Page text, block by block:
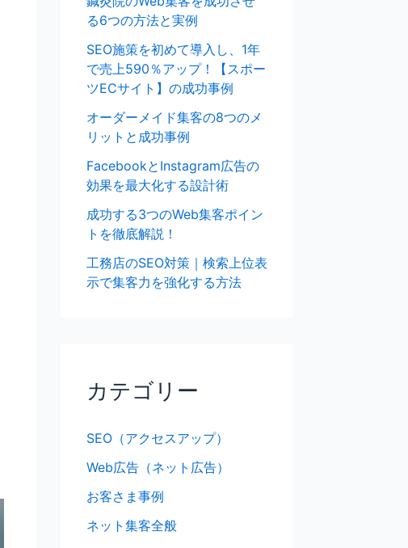
る6つの方法と実例
SEO施策を初めて導入し、1年
で売上590％アップ！【スポー
ツECサイト】の成功事例
オーダーメイド集客の8つのメ
リットと成功事例
FacebookとInstagram広告の
効果を最大化する設計術
成功する3つのWeb集客ポイン
トを徹底解説！
工務店のSEO対策｜検索上位表
示で集客力を強化する方法
カテゴリー
SEO（アクセスアップ）
Web広告（ネット広告）
お客さま事例
ネット集客全般